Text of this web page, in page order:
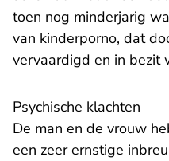
toen nog minderjarig
van kinderporno, dat
vervaardigd en in bezit
Psychische klachten
De man en de vrouw
een zeer ernstige